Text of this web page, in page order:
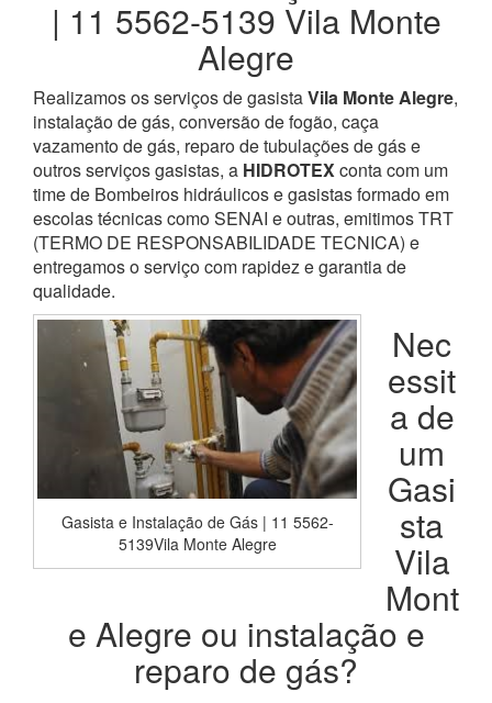
| 11 5562-5139 Vila Monte
Alegre
Realizamos os serviços de gasistaVila Monte Alegre,
instalação de gás, conversão de fogão, caça
vazamento de gás, reparo de tubulações de gás e
outros serviços gasistas, a HIDROTEXconta com um
time de Bombeiros hidráulicos e gasistas formado em
escolas técnicas como SENAI e outras, emitimos TRT
(TERMO DE RESPONSABILIDADE TECNICA) e
entregamos o serviço com rapidez e garantia de
qualidade.
Gasista e Instalação de Gás | 11 5562-
5139Vila Monte Alegre
Nec
essit
a de
um
Gasi
sta
Vila
Mont
e Alegre ou instalação e
reparo de gás?